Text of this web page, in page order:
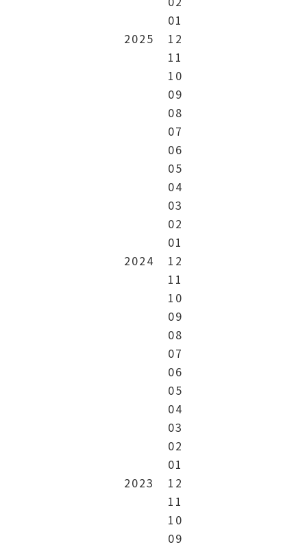
01
2025
12
11
10
09
08
07
06
05
04
03
02
01
2024
12
11
10
09
08
07
06
05
04
03
02
01
2023
12
11
10
09